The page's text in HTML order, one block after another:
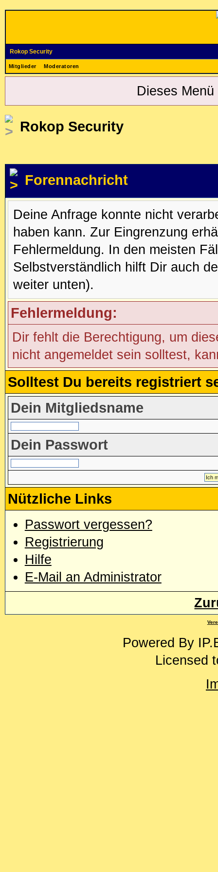
Rokop Security
Mitglieder Moderatoren
Dieses
Rokop Security
Forennachricht
Deine Anfrage konnte nicht
haben kann. Zur Eingrenzung
Fehlermeldung. In den meisten
Selbstverständlich hilft Dir auch
weiter unten).
Fehlermeldung:
Dir fehlt die Berechtigung, um
nicht angemeldet sein solltest,
Solltest Du bereits registriert
Dein Mitgliedsname
Dein Passwort
Nützliche Links
Passwort vergessen?
Registrierung
Hilfe
E-Mail an Administrator
Powered By
Licensed